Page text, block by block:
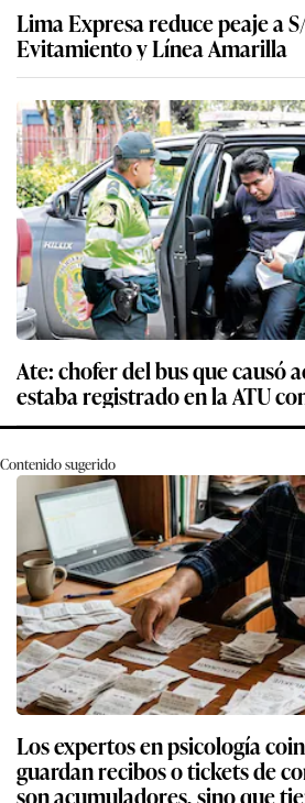
Lima Expresa reduce peaje a
Evitamiento y Línea Amarilla
Ate: chofer del bus que causó
estaba registrado en la ATU
Contenido sugerido
Los expertos en psicología
guardan recibos o tickets de
son acumuladores, sino que